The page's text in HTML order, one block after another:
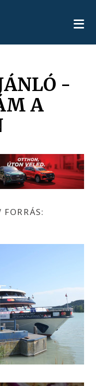
-
A
FORRÁS: